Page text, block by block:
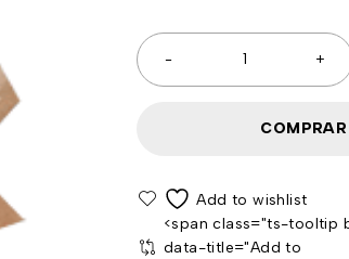
<span class="ts-tooltip
data-title="Add to